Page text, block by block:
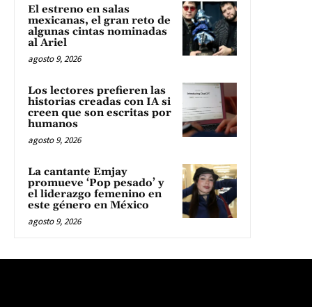
El estreno en salas
mexicanas, el gran reto de
algunas cintas nominadas
al Ariel
agosto 9, 2026
Los lectores prefieren las
historias creadas con IA si
creen que son escritas por
humanos
agosto 9, 2026
La cantante Emjay
promueve ‘Pop pesado’ y
el liderazgo femenino en
este género en México
agosto 9, 2026